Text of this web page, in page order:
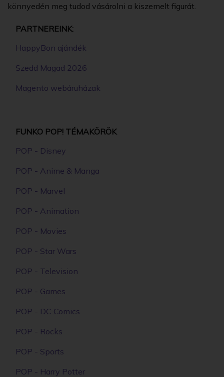
könnyedén meg tudod vásárolni a kiszemelt figurát.
PARTNEREINK:
HappyBon ajándék
Szedd Magad 2026
Magento webáruházak
FUNKO POP! TÉMAKÖRÖK
POP - Disney
POP - Anime & Manga
POP - Marvel
POP - Animation
POP - Movies
POP - Star Wars
POP - Television
POP - Games
POP - DC Comics
POP - Rocks
POP - Sports
POP - Harry Potter